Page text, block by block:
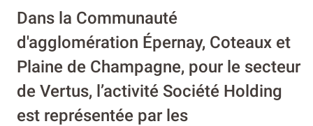
Dans la Communauté
d'agglomération Épernay, Coteaux et
Plaine de Champagne, pour le secteur
de Vertus, l’activité Société Holding
est représentée par les